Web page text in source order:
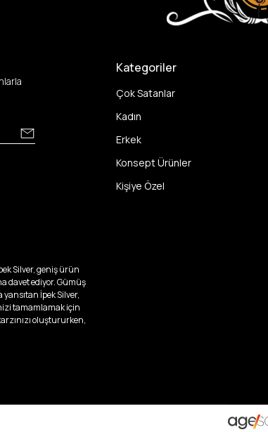
Kategoriler
Çok Satanlar
Kadın
Erkek
Konsept Ürünler
Kişiye Özel
Silver, geniş ürün
davet ediyor. Gümüş
yansıtan İpek Silver,
tamamlamak için
oluştururken,
anlatıyor. İster
ister